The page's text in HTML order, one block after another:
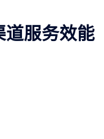
服务效能